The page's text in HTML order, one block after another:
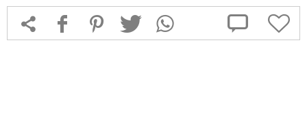
 f 1 T  